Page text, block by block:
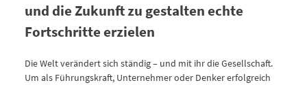
und die Zukunft zu gestalten echte
Fortschritte erzielen
Die Welt verändert sich ständig – und mit ihr die Gesellschaft.
Um als Führungskraft, Unternehmer oder Denker erfolgreich